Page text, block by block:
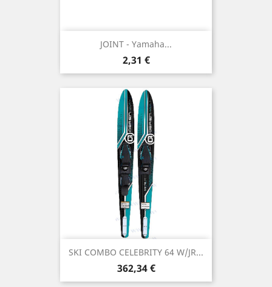
JOINT - Yamaha...
Prix
2,31 €
SKI COMBO CELEBRITY 64 W/JR...
Prix
362,34 €